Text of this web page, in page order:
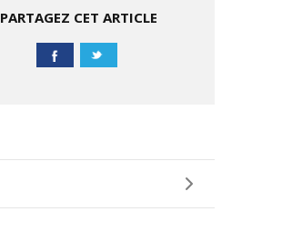
PARTAGEZ CET ARTICLE